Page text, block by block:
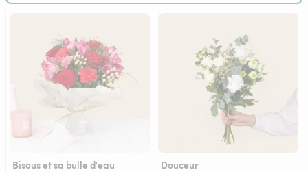
Bisous et sa bulle d'eau Douceur